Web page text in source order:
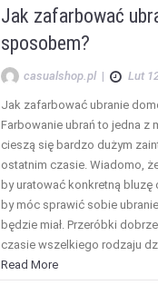
Jak zafarbować
sposobem?
casualshop.pl | Lut
Jak zafarbować ubranie
Farbowanie ubrań to jedna z
cieszą się bardzo dużym
ostatnim czasie. Wiadomo,
by uratować konkretną bluzę
by móc sprawić sobie
będzie miał. Przeróbki
czasie wszelkiego rodzaju
Read More